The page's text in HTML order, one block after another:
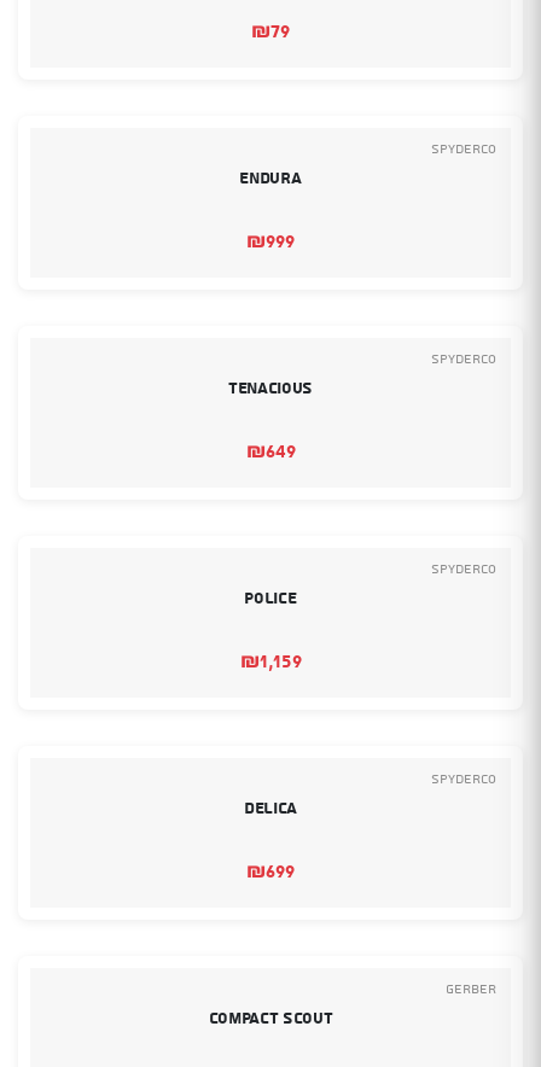
₪79
Spyderco
Endura
₪999
Spyderco
Tenacious
₪649
Spyderco
Police
₪1,159
Spyderco
Delica
₪699
Gerber
Compact Scout